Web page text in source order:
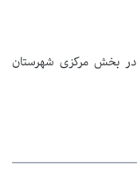
حدود ۹ هزار نفر در بخش مرکزی شهرستان